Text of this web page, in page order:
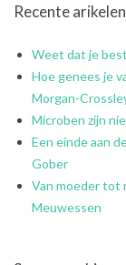
Recente arikelen
Weet dat je
Hoe genees je
Morgan-
Microben zijn
Een einde aan
Gober
Van moeder tot
Meuwessen